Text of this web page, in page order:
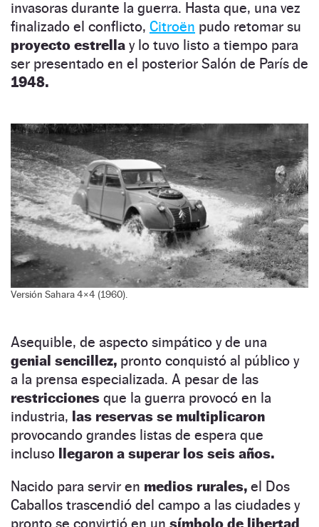
invasoras durante la guerra. Hasta que, una vez
finalizado el conflicto, Citroën pudo retomar su
proyecto estrella y lo tuvo listo a tiempo para
ser presentado en el posterior Salón de París de
1948.
Versión Sahara 4×4 (1960).
Asequible, de aspecto simpático y de una
genial sencillez, pronto conquistó al público y
a la prensa especializada. A pesar de las
restricciones que la guerra provocó en la
industria, las reservas se multiplicaron
provocando grandes listas de espera que
incluso llegaron a superar los seis años.
Nacido para servir en medios rurales, el Dos
Caballos trascendió del campo a las ciudades y
pronto se convirtió en un símbolo de libertad